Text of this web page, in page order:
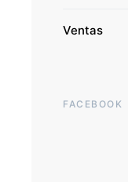
Ventas
FACEBOOK